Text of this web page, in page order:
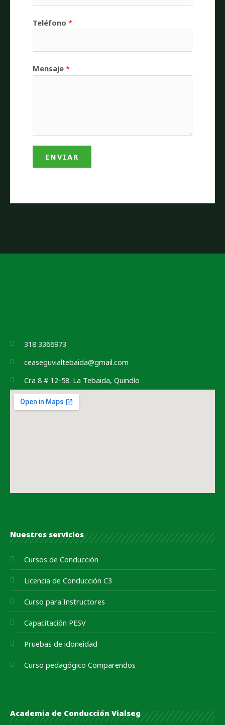
Teléfono *
Mensaje *
ENVIAR
318 3366973
ceaseguvialtebaida@gmail.com
Cra 8 # 12-58. La Tebaida, Quindío
Nuestros servicios
Cursos de Conducción
Licencia de Conducción C3
Curso para Instructores
Capacitación PESV
Pruebas de idoneidad
Curso pedagógico Comparendos
Academia de Conducción Vialseg